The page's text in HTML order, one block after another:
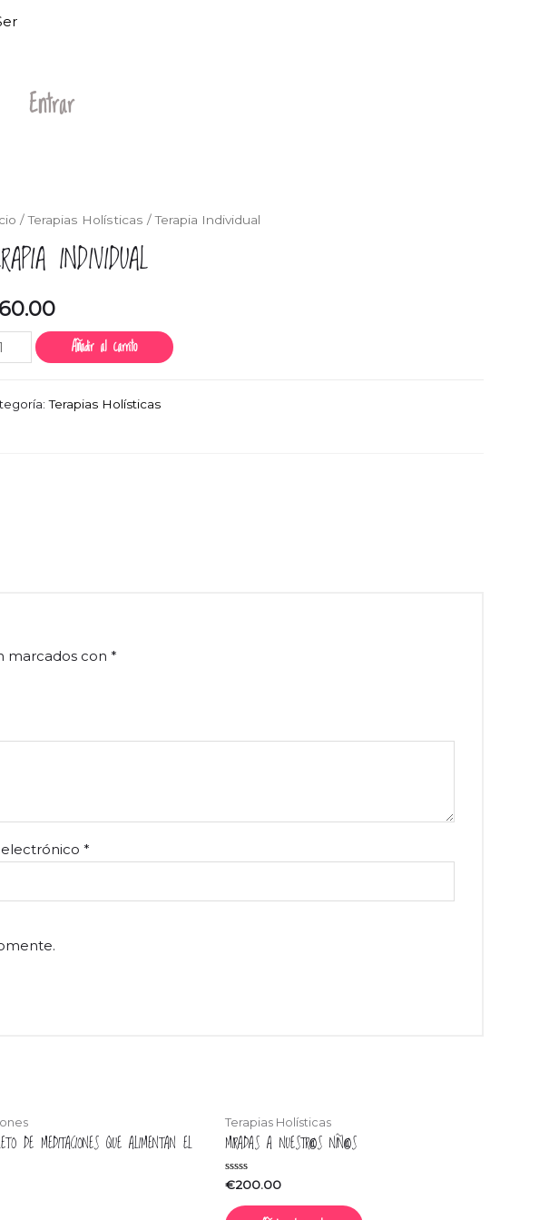
Entrar
/Terapias Holísticas / Terapia Individual
INDIVIDUAL
Añadir al carrito
Terapias Holísticas
marcados con *
electrónico*
DE MEDITACIONES QUE ALIMENTAN EL
Terapias Holísticas
MIRADAS A NUESTR@S NIÑ@S
Valorado
en
de
€200.00